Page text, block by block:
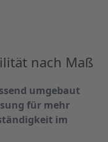
nach Maß
umgebaut
für mehr
im